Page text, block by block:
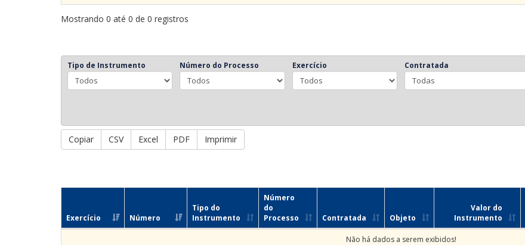
Mostrando 0 até 0 de 0 registros
Tipo de Instrumento Número do Processo Exercício Contratada
Copiar CSV Excel PDF Imprimir
Exercício Número
Tipo do
Instrumento
Número
do
Processo
Contratada Objeto
Valor do
Instrumento
Não há dados a serem exibidos!